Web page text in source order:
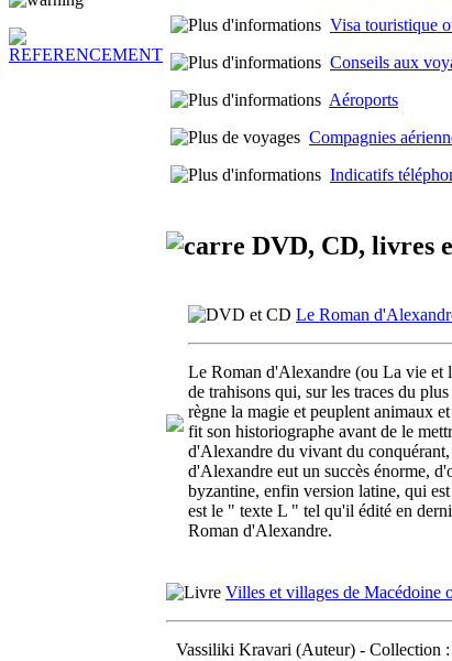
Visa touristique
Conseils aux
Aéroports
Compagnies
Indicatifs
DVD, CD, livres
Le Roman
Le Roman d'Alexandre (ou La vie et
de trahisons qui, sur les traces du
règne la magie et peuplent animaux
fit son historiographe avant de le
d'Alexandre du vivant du
d'Alexandre eut un succès énorme,
byzantine, enfin version latine, qui
est le " texte L " tel qu'il édité en
Roman d'Alexandre.
Villes et villages de Macédoine
Vassiliki Kravari (Auteur) - Collection :